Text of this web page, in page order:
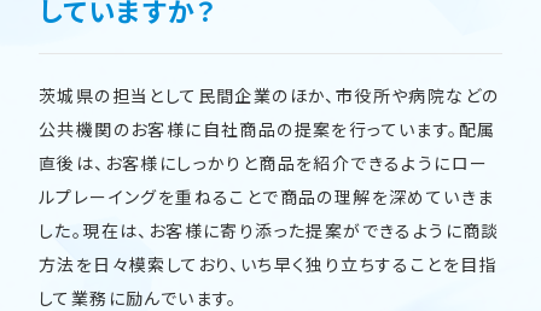
していますか？
茨城県の担当として民間企業のほか、市役所や病院などの
公共機関のお客様に自社商品の提案を行っています。配属
直後は、お客様にしっかりと商品を紹介できるようにロー
ルプレーイングを重ねることで商品の理解を深めていきま
した。現在は、お客様に寄り添った提案ができるように商談
方法を日々模索しており、いち早く独り立ちすることを目指
して業務に励んでいます。